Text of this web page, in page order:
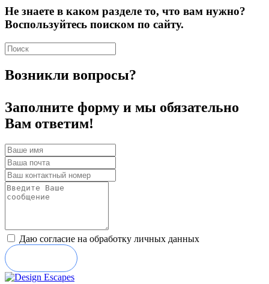
Не знаете в каком разделе то, что вам нужно?
Воспользуйтесь поиском по сайту.
Возникли вопросы?
Заполните форму и мы обязательно
Вам ответим!
Даю согласие на обработку личных данных